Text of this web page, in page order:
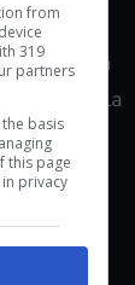
lo
galleria
cartella
from
319
partners
basis
this page
privacy